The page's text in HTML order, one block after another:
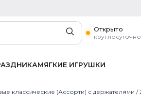
Открыто
круглосуточно
МЯГКИЕ ИГРУШКИ
классические (Ассорти) с держателями /